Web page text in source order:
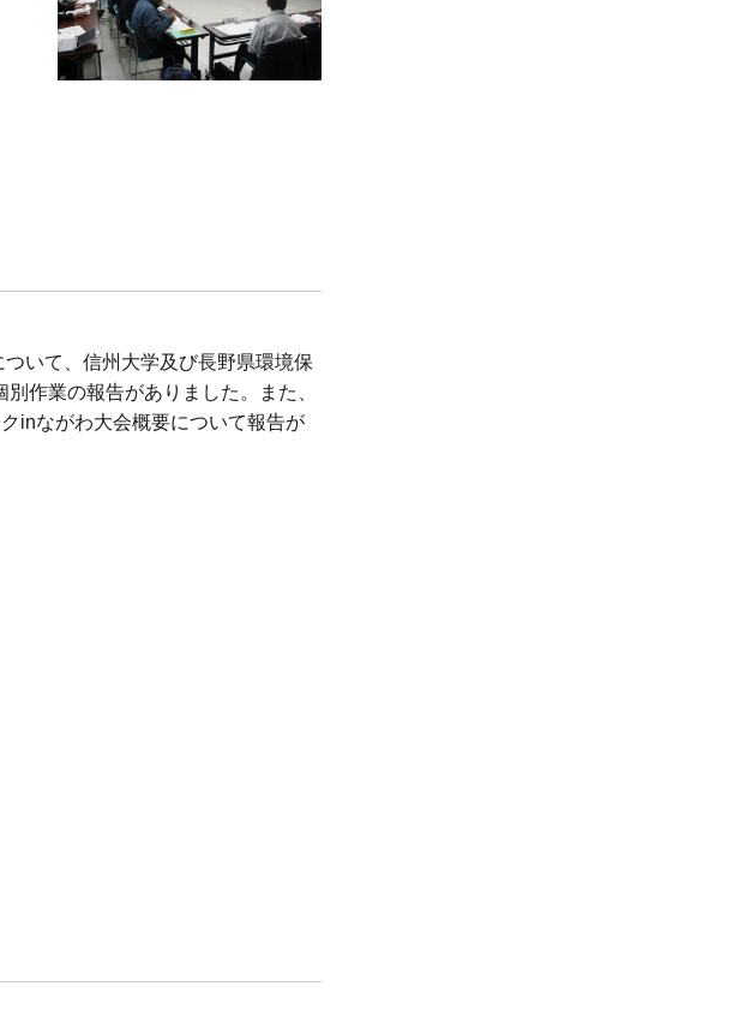
いて、信州大学及び長野県環境保
作業の報告がありました。また、
inながわ大会概要について報告が